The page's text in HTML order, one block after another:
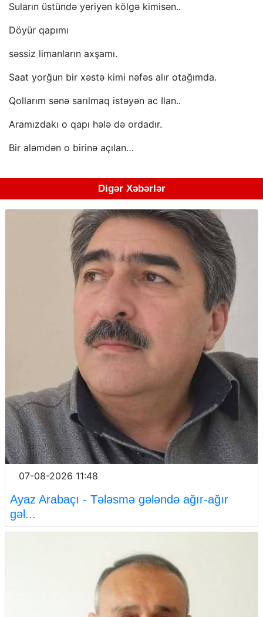
Suların üstündə yeriyən kölgə kimisən..
Döyür qapımı
səssiz limanların axşamı.
Saat yorğun bir xəstə kimi nəfəs alır otağımda.
Qollarım sənə sarılmaq istəyən ac Ilan..
Aramızdakı o qapı hələ də ordadır.
Bir aləmdən o birinə açılan…
Digər Xəbərlər
07-08-2026 11:48
Ayaz Arabaçı - Tələsmə gələndə ağır-ağır
gəl...